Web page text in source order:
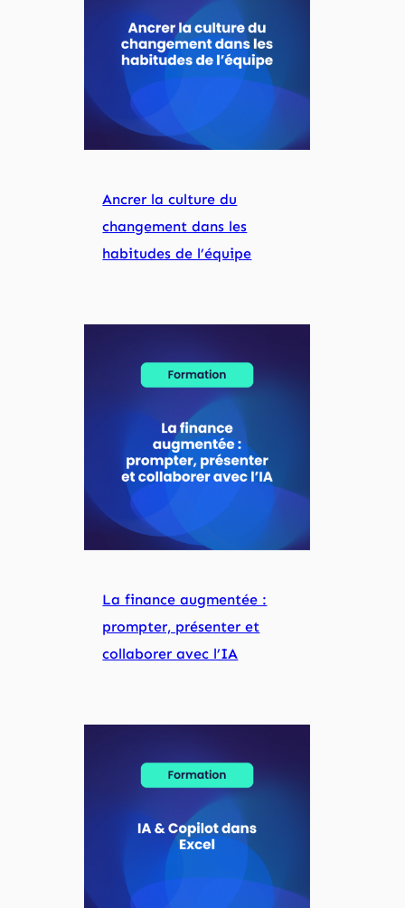
Ancrer la culture du
changement dans les
habitudes de l’équipe
La finance augmentée :
prompter, présenter et
collaborer avec l’IA